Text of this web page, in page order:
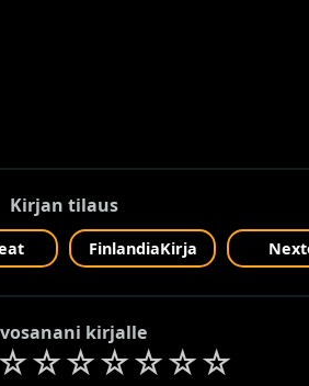
Kirjan tilaus
FinlandiaKirja
kirjalle
☆☆☆☆☆☆☆